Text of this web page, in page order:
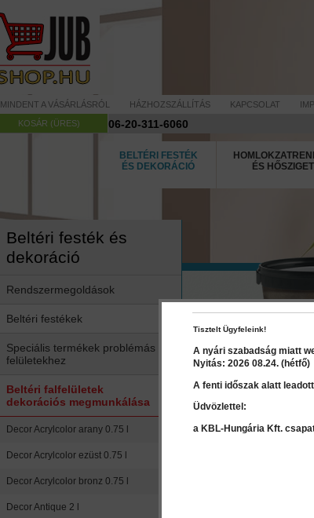
MINDENT A VÁSÁRLÁSRÓL HÁZHOZSZÁLLÍTÁS KAPCSOLAT
KOSÁR (ÜRES)
06-20-311-6060
BELTÉRI FESTÉK
ÉS DEKORÁCIÓ
ÉS
Beltéri festék és
dekoráció
Rendszermegoldások
Beltéri festékek
Speciális termékek problémás
felületekhez
Beltéri falfelületek
dekorációs megmunkálása
Decor Acrylcolor arany 0.75 l
Decor Acrylcolor ezüst 0.75 l
Decor Acrylcolor bronz 0.75 l
Decor Antique 2 l
Ár:12 960 Ft
Válasszon
Tisztelt Ügyfeleink!
A nyári szabadság miatt
Nyitás: 2026 08.24. (hétfő)
A fenti időszak alatt
Üdvözlettel:
a KBL-Hungária Kft.